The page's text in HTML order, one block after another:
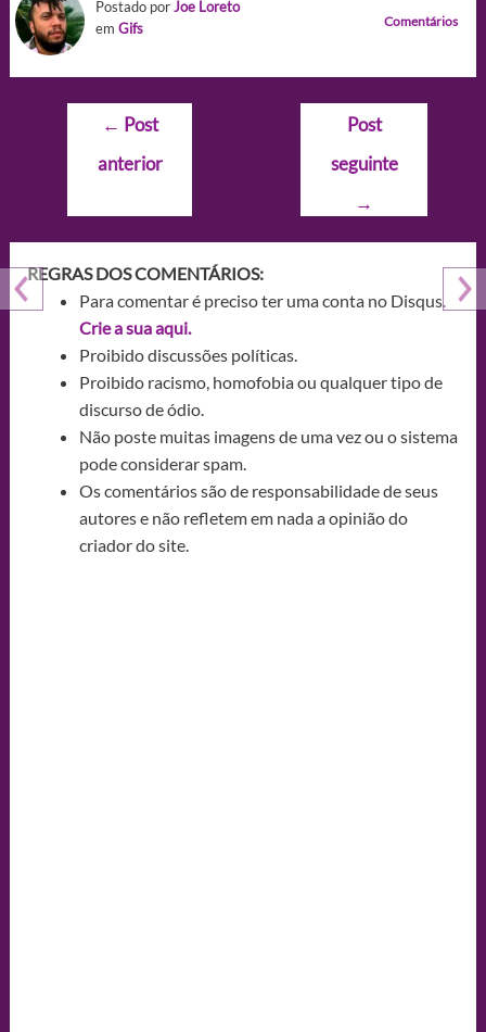
Postado porJoe Loreto
em Gifs Comentários
Navegação
Post
← Post
anterior
Post
seguinte
→
REGRAS DOS COMENTÁRIOS:
Para comentar é preciso ter uma conta no Disqus.
Crie a sua aqui.
Proibido discussões políticas.
Proibido racismo, homofobia ou qualquer tipo de
discurso de ódio.
Não poste muitas imagens de uma vez ou o sistema
pode considerar spam.
Os comentários são de responsabilidade de seus
autores e não refletem em nada a opinião do
criador do site.